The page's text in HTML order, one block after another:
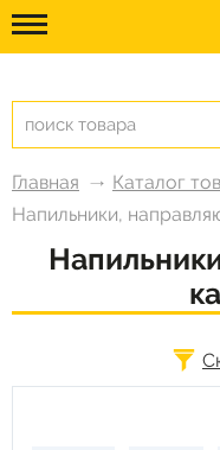
Главная Каталог
Напильники,